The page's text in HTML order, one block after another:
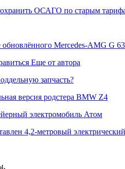
ОСАГО по старым
обновлённого Mercedes-AMG G
Еще от автора
запчасть?
версия родстера BMW Z4
электромобиль Атом
4,2-метровый